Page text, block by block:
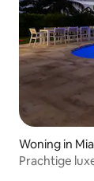
Woning in
Prachtige